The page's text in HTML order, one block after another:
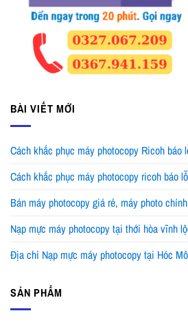
BÀI VIẾT MỚI
Cách khắc phục máy photocopy Ricoh báo
Cách khắc phục máy photocopy ricoh báo
Bán máy photocopy giá rẻ, máy photo
Nạp mực máy photocopy tại thới hòa vĩnh
Địa chỉ Nạp mực máy photocopy tại Hóc
SẢN PHẨM